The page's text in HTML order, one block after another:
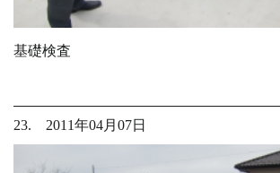
基礎検査
23. 2011年04月07日